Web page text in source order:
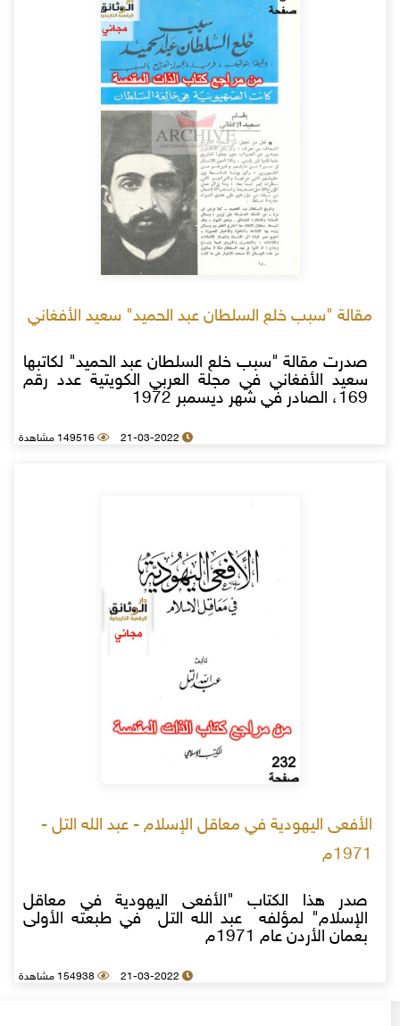
مقالة "سبب خلع السلطان عبد الحميد" سعيد الأفغاني
صدرت مقالة "سبب خلع السلطان عبد الحميد" لكاتبها
سعيد الأفغاني في مجلة العربي الكويتية عدد رقم
169، الصادر في شهر ديسمبر 1972
21-03-2022 149516 مشاهدة
الأفعى اليهودية في معاقل الإسلام - عبد الله التل -
1971م
صدر هذا الكتاب "الأفعى اليهودية في معاقل
الإسلام" لمؤلفه عبد الله التل في طبعته الأولى
بعمان الأردن عام 1971م
21-03-2022 154938 مشاهدة